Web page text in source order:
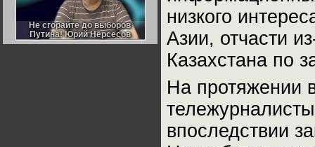
Германии:
парламентская
демократия или
диктатура
пролетариата?
Деятельность
Не сгорайте до выборов
Путина! Юрий Нерсесов
Не сгорайте до выборов
Путина! Юрий Нерсесов
низкого
Азии, отчасти
Казахстана по
На протяжении
впоследствии